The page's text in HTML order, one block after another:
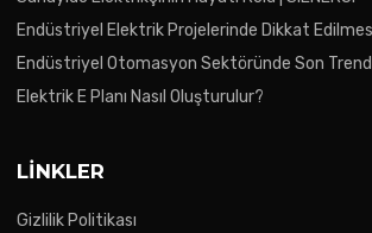
Endüstriyel Elektrik Projelerinde Dikkat
Endüstriyel Otomasyon Sektöründe Son
Elektrik E Planı Nasıl Oluşturulur?
LINKLER
Gizlilik Politikası